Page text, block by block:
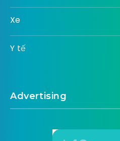
Xe
Y tế
Advertising